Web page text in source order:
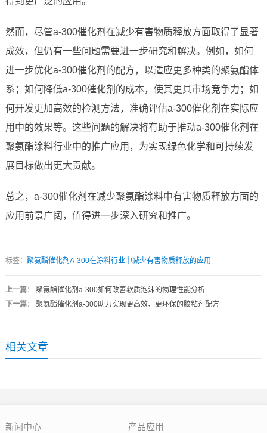
然而，尽管a-300催化剂在减少有害物质释放方面取得了显著
成效，但仍有一些问题需要进一步研究和解决。例如，如何
进一步优化a-300催化剂的配方，以适应更多种类的聚氨酯体
系；如何降低a-300催化剂的成本，使其更具市场竞争力；如
何开发更加高效的检测方法，准确评估a-300催化剂在实际应
用中的效果等。这些问题的解决将有助于推动a-300催化剂在
聚氨酯涂料行业中的推广应用，为实现绿色化学和可持续发
展目标做出更大贡献。
总之，a-300催化剂在减少聚氨酯涂料中有害物质释放方面的
应用前景广阔，值得进一步深入研究和推广。
标签： 聚氨酯催化剂A-300在涂料行业中减少有害物质释放的应用
上一篇： 聚氨酯催化剂a-300如何改善软质泡沫的物理性能分析
下一篇： 聚氨酯催化剂a-300助力实现更高效、更环保的胶粘剂配方
相关文章
新闻中心 产品应用